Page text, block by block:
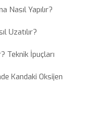
Nasıl Yapılır?
Uzatılır?
Teknik İpuçları
Kandaki Oksijen